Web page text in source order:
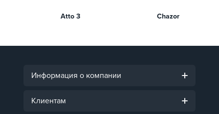
Atto 3 Chazor
Информация о компании
Клиентам